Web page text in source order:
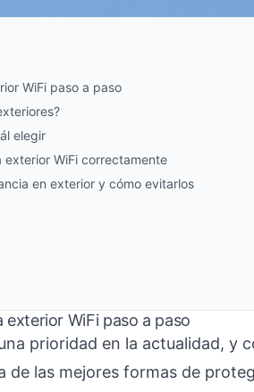
WiFi paso a paso
elegir
exterior WiFi correctamente
en exterior y cómo evitarlos
WiFi paso a paso
prioridad en la actualidad, y
de las mejores formas de